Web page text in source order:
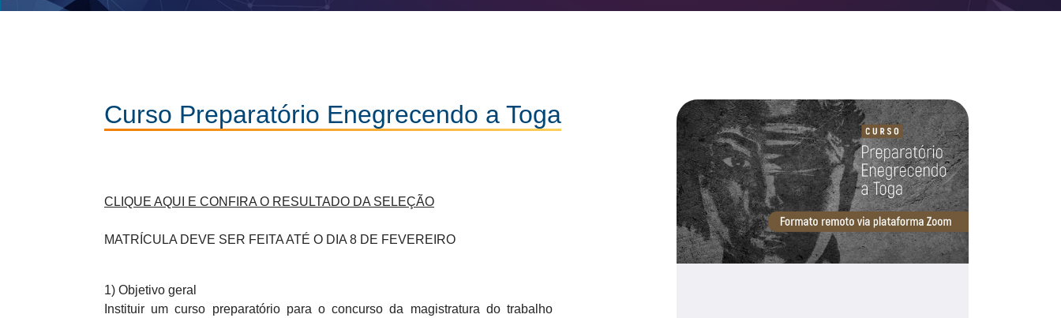
Curso Preparatório Enegrecendo a Toga
CLIQUE AQUI E CONFIRA O RESULTADO DA SELEÇÃO
MATRÍCULA DEVE SER FEITA ATÉ O DIA 8 DE FEVEREIRO
1) Objetivo geral
Instituir um curso preparatório para o concurso da magistratura do trabalho